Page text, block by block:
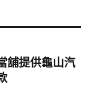
舖提供龜山汽